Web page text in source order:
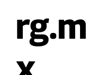
cca.o